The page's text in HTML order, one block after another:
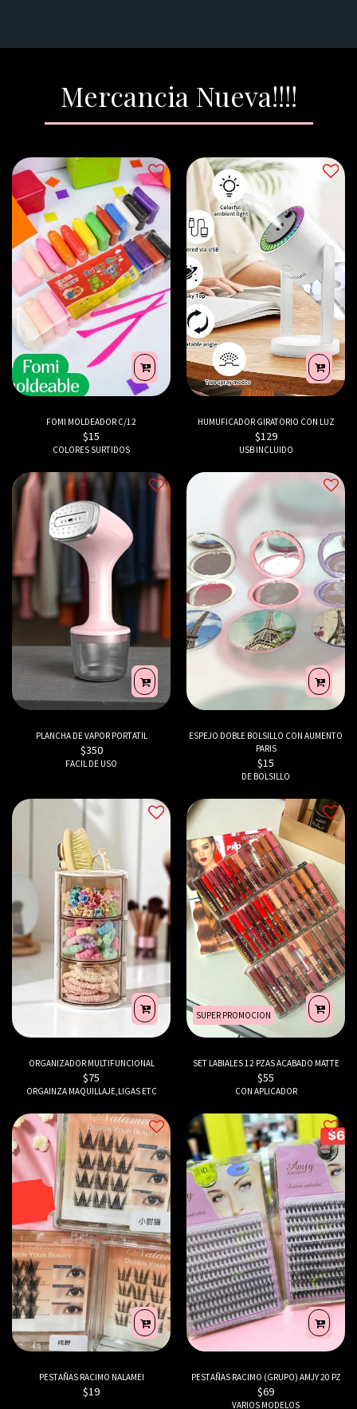
Mercancia Nueva!!!!
FOMI MOLDEADOR C/12
$15
COLORES SURTIDOS
HUMUFICADOR GIRATORIO CON LUZ
$129
USB INCLUIDO
PLANCHA DE VAPOR PORTATIL
$350
FACIL DE USO
ESPEJO DOBLE BOLSILLO CON AUMENTO
PARIS
$15
DE BOLSILLO
ORGANIZADOR MULTIFUNCIONAL
$75
ORGAINZA MAQUILLAJE,LIGAS ETC
SUPER PROMOCION
SET LABIALES 12 PZAS ACABADO MATTE
$55
CON APLICADOR
PESTAÑAS RACIMO NALAMEI
$19
PESTAÑAS RACIMO (GRUPO) AMJY 20 PZ
$69
VARIOS MODELOS